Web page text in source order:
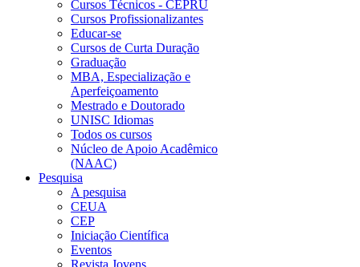
Cursos Técnicos - CEPRU
Cursos Profissionalizantes
Educar-se
Cursos de Curta Duração
Graduação
MBA, Especialização e
Aperfeiçoamento
Mestrado e Doutorado
UNISC Idiomas
Todos os cursos
Núcleo de Apoio Acadêmico
(NAAC)
Pesquisa
A pesquisa
CEUA
CEP
Iniciação Científica
Eventos
Revista Jovens